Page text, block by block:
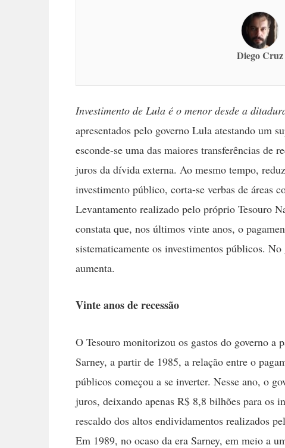
Diego Cruz
Investimento de Lula é o menor desde a
apresentados pelo governo Lula atestando um
esconde-se uma das maiores transferências de
juros da dívida externa. Ao mesmo tempo,
investimento público, corta-se verbas de áreas
Levantamento realizado pelo próprio Tesouro
constata que, nos últimos vinte anos, o
sistematicamente os investimentos públicos.
aumenta.
Vinte anos de recessão
O Tesouro monitorizou os gastos do governo a
Sarney, a partir de 1985, a relação entre o
públicos começou a se inverter. Nesse ano, o
juros, deixando apenas R$ 8,8 bilhões para os
rescaldo dos altos endividamentos realizados
Em 1989, no ocaso da era Sarney, em meio a